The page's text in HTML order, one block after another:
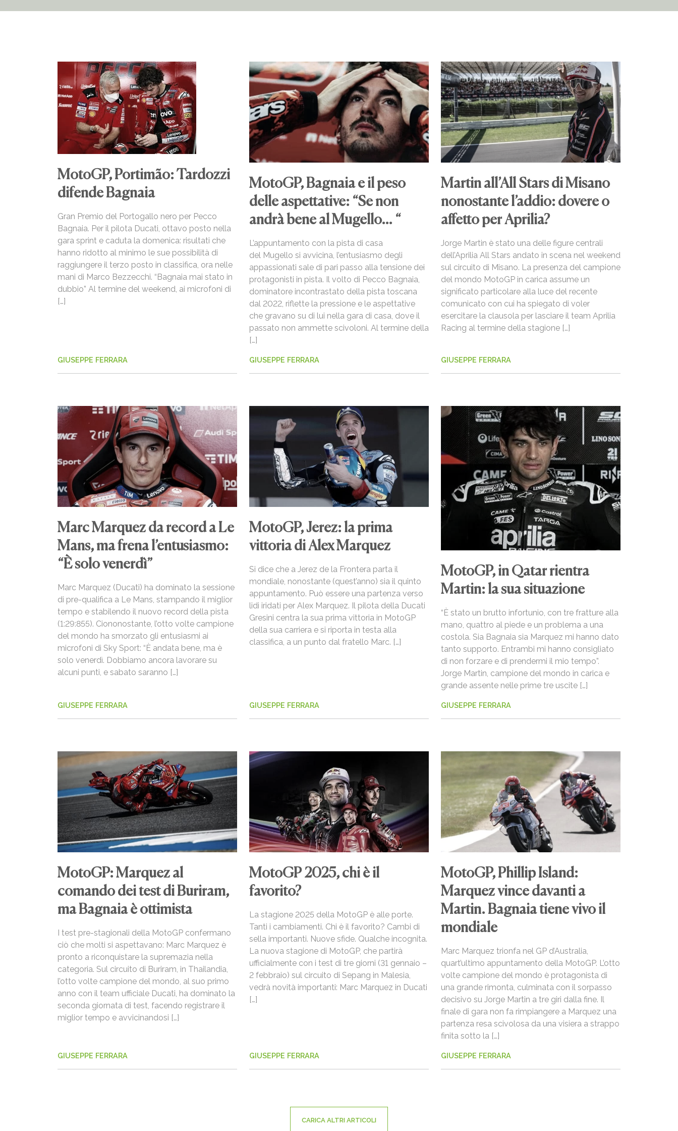
MotoGP, Portimão: Tardozzi
difende Bagnaia
Gran Premio del Portogallo nero per Pecco
Bagnaia. Per il pilota Ducati, ottavo posto nella
gara sprint e caduta la domenica: risultati che
hanno ridotto al minimo le sue possibilità di
raggiungere il terzo posto in classifica, ora nelle
mani di Marco Bezzecchi. “Bagnaia mai stato in
dubbio” Al termine del weekend, ai microfoni di
[…]
GIUSEPPE FERRARA
MotoGP, Bagnaia e il peso
delle aspettative: “Se non
andrà bene al Mugello… “
L’appuntamento con la pista di casa
del Mugello si avvicina, l’entusiasmo degli
appassionati sale di pari passo alla tensione dei
protagonisti in pista. Il volto di Pecco Bagnaia,
dominatore incontrastato della pista toscana
dal 2022, riflette la pressione e le aspettative
che gravano su di lui nella gara di casa, dove il
passato non ammette scivoloni. Al termine della
[…]
GIUSEPPE FERRARA
Martin all’All Stars di Misano
nonostante l’addio: dovere o
affetto per Aprilia?
Jorge Martin è stato una delle figure centrali
dell’Aprilia All Stars andato in scena nel weekend
sul circuito di Misano. La presenza del campione
del mondo MotoGP in carica assume un
significato particolare alla luce del recente
comunicato con cui ha spiegato di voler
esercitare la clausola per lasciare il team Aprilia
Racing al termine della stagione […]
GIUSEPPE FERRARA
Marc Marquez da record a Le
Mans, ma frena l’entusiasmo:
“È solo venerdì”
Marc Marquez (Ducati) ha dominato la sessione
di pre-qualifica a Le Mans, stampando il miglior
tempo e stabilendo il nuovo record della pista
(1:29:855). Ciononostante, l’otto volte campione
del mondo ha smorzato gli entusiasmi ai
microfoni di Sky Sport: “È andata bene, ma è
solo venerdì. Dobbiamo ancora lavorare su
alcuni punti, e sabato saranno […]
GIUSEPPE FERRARA
MotoGP, Jerez: la prima
vittoria di Alex Marquez
Si dice che a Jerez de la Frontera parta il
mondiale, nonostante (quest’anno) sia il quinto
appuntamento. Può essere una partenza verso
lidi iridati per Alex Marquez. Il pilota della Ducati
Gresini centra la sua prima vittoria in MotoGP
della sua carriera e si riporta in testa alla
classifica, a un punto dal fratello Marc. […]
GIUSEPPE FERRARA
MotoGP, in Qatar rientra
Martin: la sua situazione
“È stato un brutto infortunio, con tre fratture alla
mano, quattro al piede e un problema a una
costola. Sia Bagnaia sia Marquez mi hanno dato
tanto supporto. Entrambi mi hanno consigliato
di non forzare e di prendermi il mio tempo”.
Jorge Martin, campione del mondo in carica e
grande assente nelle prime tre uscite […]
GIUSEPPE FERRARA
MotoGP: Marquez al
comando dei test di Buriram,
ma Bagnaia è ottimista
I test pre-stagionali della MotoGP confermano
ciò che molti si aspettavano: Marc Marquez è
pronto a riconquistare la supremazia nella
categoria. Sul circuito di Buriram, in Thailandia,
l’otto volte campione del mondo, al suo primo
anno con il team ufficiale Ducati, ha dominato la
seconda giornata di test, facendo registrare il
miglior tempo e avvicinandosi […]
GIUSEPPE FERRARA
MotoGP 2025, chi è il
favorito?
La stagione 2025 della MotoGP è alle porte.
Tanti i cambiamenti. Chi è il favorito? Cambi di
sella importanti. Nuove sfide. Qualche incognita.
La nuova stagione di MotoGP, che partirà
ufficialmente con i test di tre giorni (31 gennaio –
2 febbraio) sul circuito di Sepang in Malesia,
vedrà novità importanti: Marc Marquez in Ducati
[…]
GIUSEPPE FERRARA
MotoGP, Phillip Island:
Marquez vince davanti a
Martin. Bagnaia tiene vivo il
mondiale
Marc Marquez trionfa nel GP d’Australia,
quart’ultimo appuntamento della MotoGP. L’otto
volte campione del mondo è protagonista di
una grande rimonta, culminata con il sorpasso
decisivo su Jorge Martin a tre giri dalla fine. Il
finale di gara non fa rimpiangere a Marquez una
partenza resa scivolosa da una visiera a strappo
finita sotto la […]
GIUSEPPE FERRARA
CARICA ALTRI ARTICOLI